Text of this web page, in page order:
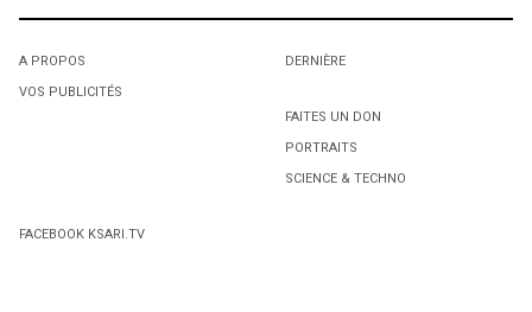
A PROPOS
VOS PUBLICITÉS
DERNIÈRE
FAITES UN DON
PORTRAITS
SCIENCE & TECHNO
FACEBOOK KSARI.TV